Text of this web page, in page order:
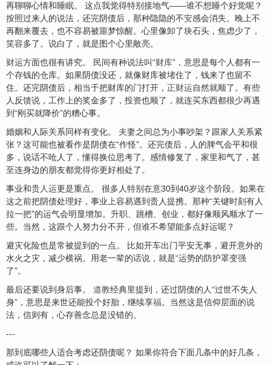
再聊聊心情和睡眠。 这点我觉得特别接地气——谁不想睡个好觉呢？
按照过来人的说法，还完阴债后，那种隐隐的不安感会消失。晚上不
再翻来覆去，也不容易被噩梦惊醒。心里像卸了块石头，焦虑少了，
笑容多了。说白了，就是图个心里敞亮。
财运方面也很有讲究。 民间有种说法叫“财库”，意思是每个人都有一
个存钱的仓库。如果阴债没还，就像财库被堵住了，钱来了也留不
住。还完阴债后，相当于把财库的门打开， 正财运自然就顺了。有些
人反馈说，工作上的奖金多了，投资也顺了，就连买东西都很少再遇
到“刚买就降价”的糟心事。
婚姻和人际关系同样有变化。 夫妻之间总为小事吵架？跟家人关系紧
张？这可能也被看作是阴债在“作怪”。还完债后，人的脾气会平和很
多，说话不呛人了，懂得换位思考了。感情修复了，家里和气了，甚
至连身边的朋友都觉得你更好相处了。
事业和贵人运更是重点。 很多人特别在意30到40岁这个阶段。如果在
这之前把阴债处理好，事业上容易遇到贵人提携。那种“关键时刻有人
拉一把”的运气会明显增加。升职、跳槽、创业，都好像顺风顺水了一
些。当然，这跟个人努力分不开，但谁不希望能多点好运呢？
避灾化险也是常被提到的一点。 比如开车出门平安无事，避开意外的
水火之灾，减少横祸。用老一辈的话说，就是“运势的防护罩变强
了”。
最后还要说到身后事。 道教经典里提到，还过阴债的人“过世不失人
身”，意思是来世还能投个好胎，继续享福。当然这是信仰层面的说
法，信则有，心存善念总是没错的。
---
那到底哪些人适合考虑还阴债呢？ 如果你符合下面几条中的好几条，